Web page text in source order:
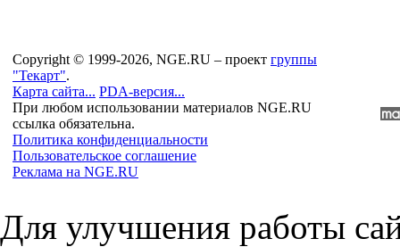
Copyright © 1999-2026, NGE.RU – проект группы
"Текарт".
Карта сайта... PDA-версия...
При любом использовании материалов NGE.RU
ссылка обязательна.
Политика конфиденциальности
Пользовательское соглашение
Реклама на NGE.RU
Для улучшения работы